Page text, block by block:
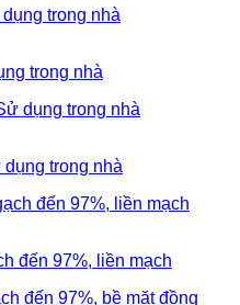
trong nhà
trong nhà
đến 97%, liền mạch